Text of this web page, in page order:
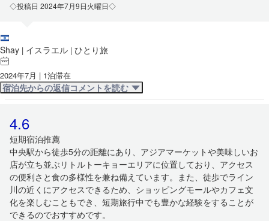
◇投稿日 2024年7月9日火曜日◇
Shay | イスラエル | ひとり旅
2024年7月 | 1泊滞在
宿泊先からの返信コメントを読む
4.6
短期宿泊推薦
中央駅から徒歩5分の距離にあり、アジアマーケットや美味しいお
店が立ち並ぶリトルトーキョーエリアに位置しており、アクセス
の便利さと食の多様性を兼ね備えています。また、徒歩でライン
川の近くにアクセスできるため、ショッピングモールやカフェ文
化を楽しむこともでき、短期旅行中でも豊かな経験をすることが
できるのでおすすめです。